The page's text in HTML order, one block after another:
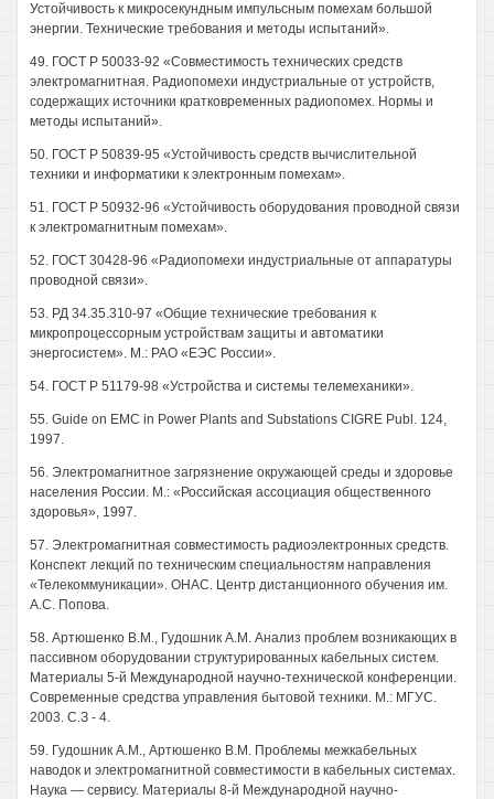
Устойчивость к микросекундным импульсным помехам большой
энергии. Технические требования и методы испытаний».
49. ГОСТ Р 50033-92 «Совместимость технических средств
электромагнитная. Радиопомехи индустриальные от устройств,
содержащих источники кратковременных радиопомех. Нормы и
методы испытаний».
50. ГОСТ Р 50839-95 «Устойчивость средств вычислительной
техники и информатики к электронным помехам».
51. ГОСТ Р 50932-96 «Устойчивость оборудования проводной связи
к электромагнитным помехам».
52. ГОСТ 30428-96 «Радиопомехи индустриальные от аппаратуры
проводной связи».
53. РД 34.35.310-97 «Общие технические требования к
микропроцессорным устройствам защиты и автоматики
энергосистем». М.: РАО «ЕЭС России».
54. ГОСТ Р 51179-98 «Устройства и системы телемеханики».
55. Guide on EMC in Power Plants and Substations CIGRE Publ. 124,
1997.
56. Электромагнитное загрязнение окружающей среды и здоровье
населения России. М.: «Российская ассоциация общественного
здоровья», 1997.
57. Электромагнитная совместимость радиоэлектронных средств.
Конспект лекций по техническим специальностям направления
«Телекоммуникации». ОНАС. Центр дистанционного обучения им.
А.С. Попова.
58. Артюшенко В.М., Гудошник A.M. Анализ проблем возникающих в
пассивном оборудовании структурированных кабельных систем.
Материалы 5-й Международной научно-технической конференции.
Современные средства управления бытовой техники. М.: МГУС.
2003. С.З - 4.
59. Гудошник A.M., Артюшенко В.М. Проблемы межкабельных
наводок и электромагнитной совместимости в кабельных системах.
Наука — сервису. Материалы 8-й Международной научно-